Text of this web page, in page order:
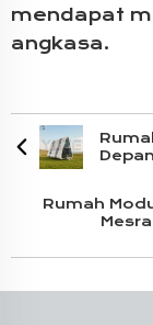
mendapat
angkasa.
Rumah